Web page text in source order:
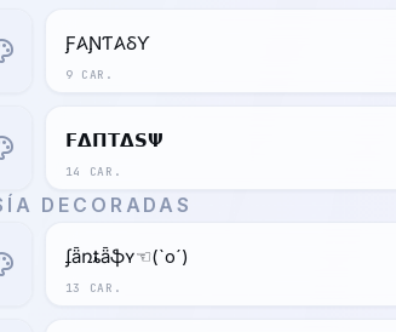
9 CAR.
Ƒ𐤠ƝƬ𐤠ⳜƳ
14 CAR.
𝗙𝝙𝝥𝝩𝝙𝗦𝝭
DECORADAS
13 CAR.
ʄǟռȶǟֆʏ☜(`o´)